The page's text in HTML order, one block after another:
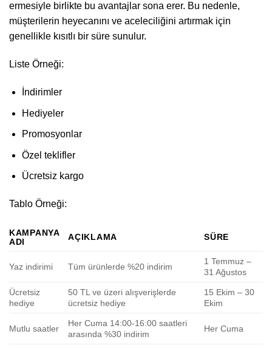
ermesiyle birlikte bu avantajlar sona erer. Bu nedenle,
müşterilerin heyecanını ve aceleciliğini artırmak için
genellikle kısıtlı bir süre sunulur.
Liste Örneği:
İndirimler
Hediyeler
Promosyonlar
Özel teklifler
Ücretsiz kargo
Tablo Örneği:
KAMPANYA
ADI
AÇIKLAMA SÜRE
Yaz indirimi Tüm ürünlerde %20 indirim
1 Temmuz –
31 Ağustos
Ücretsiz
hediye
50 TL ve üzeri alışverişlerde
ücretsiz hediye
15 Ekim – 30
Ekim
Mutlu saatler
Her Cuma 14:00-16:00 saatleri
arasında %30 indirim
Her Cuma